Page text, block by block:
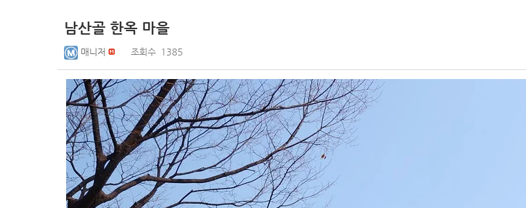
남산골 한옥 마을
매니저 조회수 1385